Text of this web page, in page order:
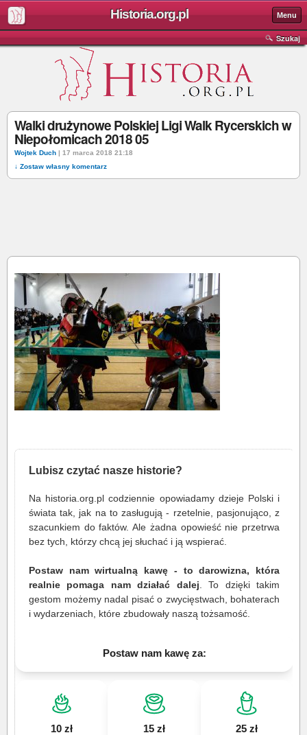
Historia.org.pl Menu
Szukaj
Walki drużynowe Polskiej Ligi Walk Rycerskich w
Niepołomicach 2018 05
Wojtek Duch | 17 marca 2018 21:18
↓ Zostaw własny komentarz
Lubisz czytać nasze historie?
Na historia.org.pl codziennie opowiadamy dzieje Polski i
świata tak, jak na to zasługują - rzetelnie, pasjonująco, z
szacunkiem do faktów. Ale żadna opowieść nie przetrwa
bez tych, którzy chcą jej słuchać i ją wspierać.
Postaw nam wirtualną kawę - to darowizna, która
realnie pomaga nam działać dalej . To dzięki takim
gestom możemy nadal pisać o zwycięstwach, bohaterach
i wydarzeniach, które zbudowały naszą tożsamość.
Postaw nam kawę za:
10 zł 15 zł 25 zł